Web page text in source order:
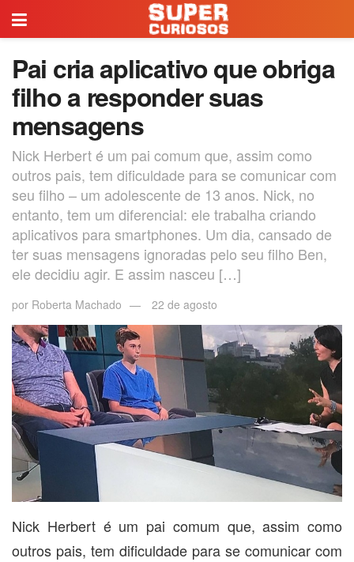
Pai cria aplicativo que obriga
filho a responder suas
mensagens
Nick Herbert é um pai comum que, assim como
outros pais, tem dificuldade para se comunicar com
seu filho – um adolescente de 13 anos. Nick, no
entanto, tem um diferencial: ele trabalha criando
aplicativos para smartphones. Um dia, cansado de
ter suas mensagens ignoradas pelo seu filho Ben,
ele decidiu agir. E assim nasceu […]
por Roberta Machado 22 de agosto
Nick Herbert é um pai comum que, assim como
outros pais, tem dificuldade para se comunicar com